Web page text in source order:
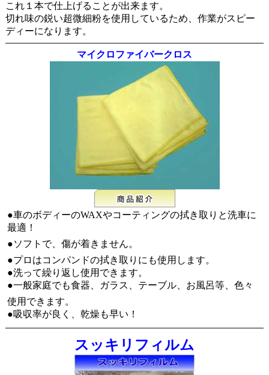
これ１本で仕上げることが出来ます。
切れ味の鋭い超微細粉を使用しているため、作業がスピー
ディーになります。
マイクロファイバークロス
●車のボディーのWAXやコーティングの拭き取りと洗車に
最適！
●ソフトで、傷が着きません。
●プロはコンパンドの拭き取りにも使用します。
●洗って繰り返し使用できます。
●一般家庭でも食器、ガラス、テーブル、お風呂等、色々
使用できます。
●吸収率が良く、乾燥も早い！
スッキリフィルム